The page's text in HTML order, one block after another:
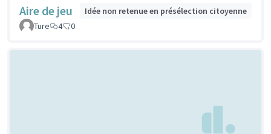
Aire de jeu
Idée non retenue en présélection citoyenne
Ture
4 0